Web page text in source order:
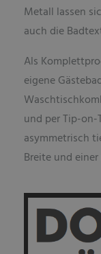
Metall lassen
auch die
Als
eigene
und per Tip-
asymmetrisch
Breite und